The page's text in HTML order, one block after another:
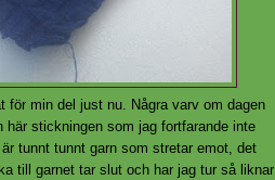
för min del just nu. Några varv om dagen
här stickningen som jag fortfarande inte
tunnt tunnt garn som stretar emot, det
till garnet tar slut och har jag tur så liknar